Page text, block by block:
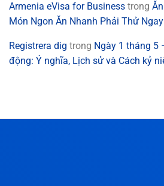
Armenia eVisa for Business trong
Món Ngon Ăn Nhanh Phải Thử
Registrera dig trong Ngày 1 tháng 5
động: Ý nghĩa, Lịch sử và Cách kỷ